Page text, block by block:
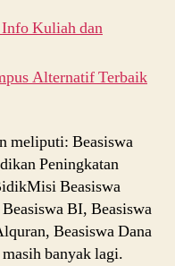
Kuliah dan
Alternatif Terbaik
meliputi: Beasiswa
Peningkatan
Beasiswa
BI, Beasiswa
Beasiswa Dana
banyak lagi.